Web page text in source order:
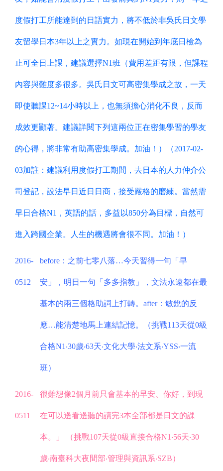
度假打工所能達到的日語實力，將不低於非吳氏日文學
友留學日本3年以上之實力。如現在開始到年底日檢為
止可全日上課，建議選擇N1班（費用差距有限，但課程
內容與難度多很多。吳氏日文可高密集學成之故，一天
即使聽課12~14小時以上，也無須擔心消化不良，反而
成效更顯著。建議詳閱下列這兩位正在密集學習的學友
的心得，將非常有助高密集學成。加油！）（2017-02-
03加註：建議利用度假打工期間，去日本的人力仲介公
司登記，設法早日近日日商，接受嚴格的磨練。當然需
早日合格N1，英語的話，多益以850分為目標，自然可
進入跨國企業。人生的機遇將會很不同。加油！）
2016-
0512
before：之前七零八落…今天習得一句「早
安」，明日一句「多多指教」，文法永遠都在最
基本的兩三個格助詞上打轉。after：敏銳的反
應…能清楚地馬上連結記憶。（挑戰113天從0級
合格N1‧30歲‧63天‧文化大學‧法文系‧YSS‧一流
班）
2016-
0511
很難想像2個月前只會基本的早安、你好，到現
在可以邊看邊聽的讀完3本全部都是日文的課
本。」 （挑戰107天從0級直接合格N1‧56天‧30
歲‧南臺科大夜間部‧管理與資訊系‧SZB）